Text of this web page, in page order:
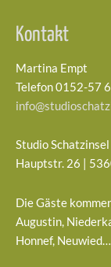
Kontakt
Martina Empt
Telefon 0152-57
Studio Schatzinsel
Hauptstr. 26 |
Die Gäste
Augustin,
Honnef, Neuwied…